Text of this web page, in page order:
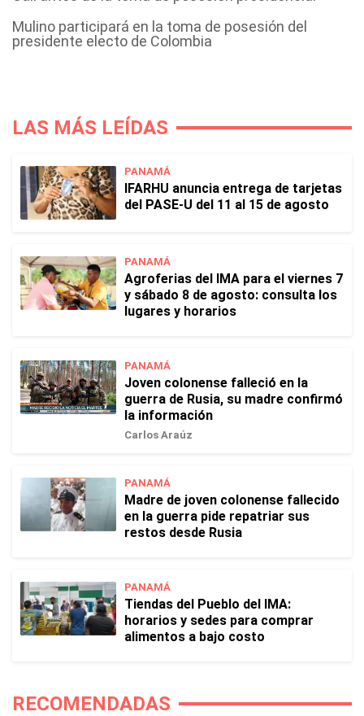
Mulino participará en la toma de posesión del
presidente electo de Colombia
LAS MÁS LEÍDAS
PANAMÁ
IFARHU anuncia entrega de tarjetas
del PASE-U del 11 al 15 de agosto
PANAMÁ
Agroferias del IMA para el viernes 7
y sábado 8 de agosto: consulta los
lugares y horarios
PANAMÁ
Joven colonense falleció en la
guerra de Rusia, su madre confirmó
la información
Carlos Araúz
PANAMÁ
Madre de joven colonense fallecido
en la guerra pide repatriar sus
restos desde Rusia
PANAMÁ
Tiendas del Pueblo del IMA:
horarios y sedes para comprar
alimentos a bajo costo
RECOMENDADAS